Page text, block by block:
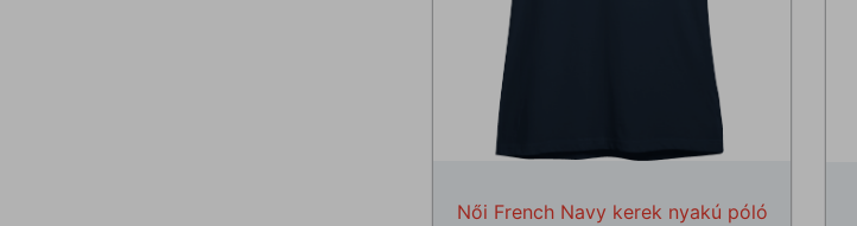
Női French Navy kerek nyakú póló